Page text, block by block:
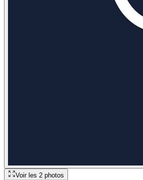
Voir les 2 photos